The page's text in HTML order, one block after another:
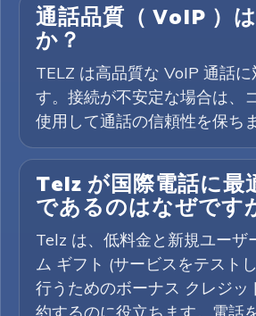
通話品質（ VoIP ）
か？
TELZ は高品質な VoIP 通話に
す。接続が不安定な場合は、
使用して通話の信頼性を保ちま
Telz が国際電話に最
であるのはなぜです
Telz は、低料金と新規ユーザ
ム ギフト (サービスをテスト
行うためのボーナス クレジッ